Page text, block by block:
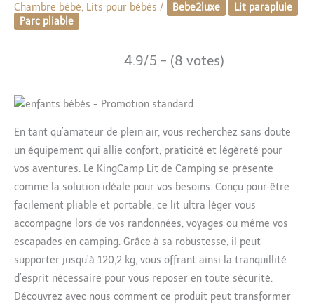
Chambre bébé, Lits pour bébés / Bebe2luxe
Lit parapluie
Parc pliable
4.9/5 - (8 votes)
En tant qu’amateur de plein air, vous recherchez sans doute
un équipement qui allie confort, praticité et légèreté pour
vos aventures. Le KingCamp Lit de Camping se présente
comme la solution idéale pour vos besoins. Conçu pour être
facilement pliable et portable, ce lit ultra léger vous
accompagne lors de vos randonnées, voyages ou même vos
escapades en camping. Grâce à sa robustesse, il peut
supporter jusqu’à 120,2 kg, vous offrant ainsi la tranquillité
d’esprit nécessaire pour vous reposer en toute sécurité.
Découvrez avec nous comment ce produit peut transformer